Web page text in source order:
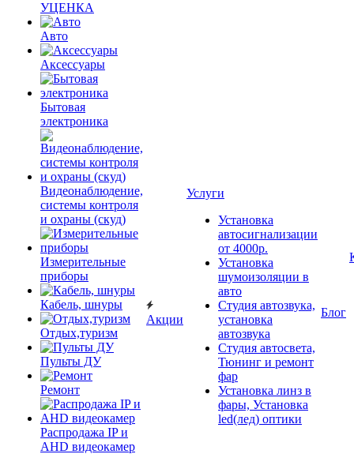
УЦЕНКА
Авто
Аксессуары
Бытовая
электроника
Видеонаблюдение,
системы контроля
и охраны (скуд)
Измерительные
приборы
Кабель, шнуры
Отдых,туризм
Пульты ДУ
Ремонт
Распродажа IP и
AHD видеокамер
Акции
Услуги
Установка
автосигнализации
от 4000р.
Установка
шумоизоляции в
авто
Студия автозвука,
установка
автозвука
Студия автосвета,
Тюнинг и ремонт
фар
Установка линз в
фары, Установка
led(лед) оптики
Блог